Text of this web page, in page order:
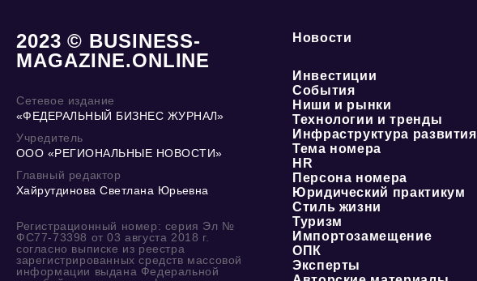
2023 © BUSINESS-
MAGAZINE.ONLINE
Сетевое издание
«ФЕДЕРАЛЬНЫЙ БИЗНЕС ЖУРНАЛ»
Учредитель
ООО «РЕГИОНАЛЬНЫЕ НОВОСТИ»
Главный редактор
Хайрутдинова Светлана Юрьевна
Регистрационный номер: серия Эл №
ФС77-73398 от 03 августа 2018 г.
согласно выписке из реестра
зарегистрированных средств массовой
информации выдана Федеральной
Новости
Инвестиции
События
Ниши и рынки
Технологии и тренды
Инфраструктура развития
Тема номера
HR
Персона номера
Юридический практикум
Стиль жизни
Туризм
Импортозамещение
ОПК
Эксперты